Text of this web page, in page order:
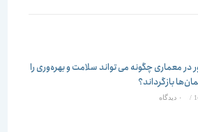
معماری چگونه می تواند سلامت و بهره‌وری را
بازگرداند؟
۰ دیدگاه